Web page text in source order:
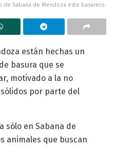
de Sabana de Mendoza este basurero.
están hechas un
basura que se
motivado a la no
por parte del
sólo en Sabana de
animales que buscan